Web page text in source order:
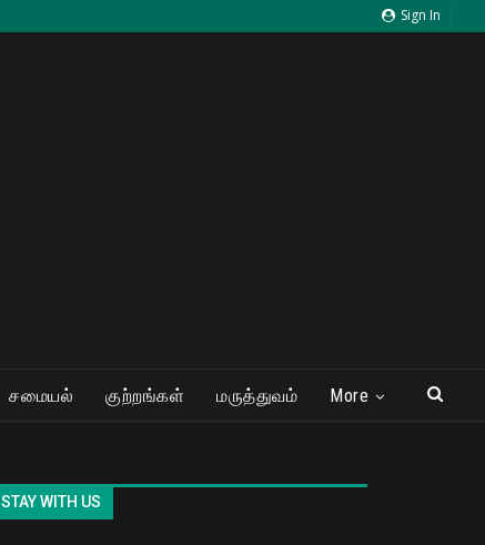
Sign In
சமையல் குற்றங்கள் மருத்துவம் More
STAY WITH US